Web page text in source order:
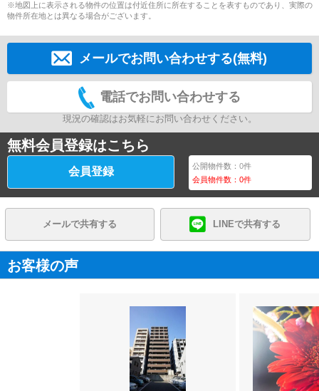
※地図上に表示される物件の位置は付近住所に所在することを表すものであり、実際の
物件所在地とは異なる場合がございます。
メールでお問い合わせする(無料)
電話でお問い合わせする
現況の確認はお気軽にお問い合わせください。
無料会員登録はこちら
会員登録 公開物件数：0件
会員物件数：0件
メールで共有する LINEで共有する
お客様の声